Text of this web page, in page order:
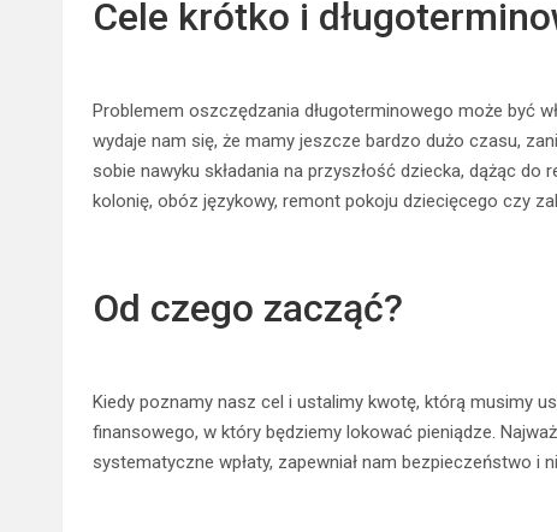
Cele krótko i
Problemem oszczędzania długoterminowego może być
wydaje nam się, że mamy jeszcze bardzo dużo czasu,
sobie nawyku składania na przyszłość dziecka, dążąc
kolonię, obóz językowy, remont pokoju dziecięcego czy
Od czego zacząć?
Kiedy poznamy nasz cel i ustalimy kwotę, którą musimy
finansowego, w który będziemy lokować pieniądze.
systematyczne wpłaty, zapewniał nam bezpieczeństwo i